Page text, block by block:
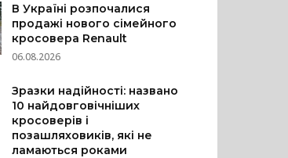
В Україні розпочалися
продажі нового сімейного
кросовера Renault
06.08.2026
Зразки надійності: названо
10 найдовговічніших
кросоверів і
позашляховиків, які не
ламаються роками